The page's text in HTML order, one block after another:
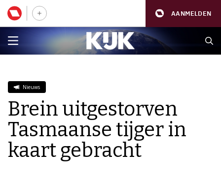
AANMELDEN
Nieuws
Brein uitgestorven
Tasmaanse tijger in
kaart gebracht